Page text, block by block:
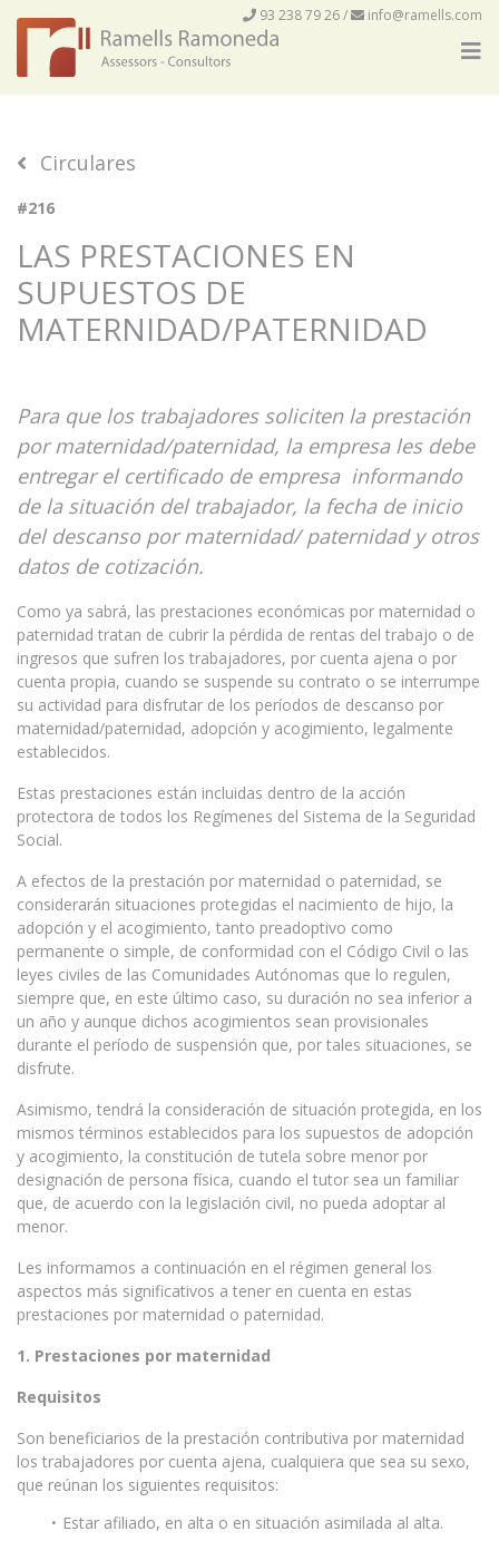
93 238 79 26/ info@ramells.com
Circulares
#216
LAS PRESTACIONES EN
SUPUESTOS DE
MATERNIDAD/PATERNIDAD
Para que los trabajadores soliciten la prestación
por maternidad/paternidad, la empresa les debe
entregar el certificado de empresa informando
de la situación del trabajador, la fecha de inicio
del descanso por maternidad/ paternidad y otros
datos de cotización.
Como ya sabrá, las prestaciones económicas por maternidad o
paternidad tratan de cubrir la pérdida de rentas del trabajo o de
ingresos que sufren los trabajadores, por cuenta ajena o por
cuenta propia, cuando se suspende su contrato o se interrumpe
su actividad para disfrutar de los períodos de descanso por
maternidad/paternidad, adopción y acogimiento, legalmente
establecidos.
Estas prestaciones están incluidas dentro de la acción
protectora de todos los Regímenes del Sistema de la Seguridad
Social.
A efectos de la prestación por maternidad o paternidad, se
considerarán situaciones protegidas el nacimiento de hijo, la
adopción y el acogimiento, tanto preadoptivo como
permanente o simple, de conformidad con el Código Civil o las
leyes civiles de las Comunidades Autónomas que lo regulen,
siempre que, en este último caso, su duración no sea inferior a
un año y aunque dichos acogimientos sean provisionales
durante el período de suspensión que, por tales situaciones, se
disfrute.
Asimismo, tendrá la consideración de situación protegida, en los
mismos términos establecidos para los supuestos de adopción
y acogimiento, la constitución de tutela sobre menor por
designación de persona física, cuando el tutor sea un familiar
que, de acuerdo con la legislación civil, no pueda adoptar al
menor.
Les informamos a continuación en el régimen general los
aspectos más significativos a tener en cuenta en estas
prestaciones por maternidad o paternidad.
1. Prestaciones por maternidad
Requisitos
Son beneficiarios de la prestación contributiva por maternidad
los trabajadores por cuenta ajena, cualquiera que sea su sexo,
que reúnan los siguientes requisitos:
Estar afiliado, en alta o en situación asimilada al alta.